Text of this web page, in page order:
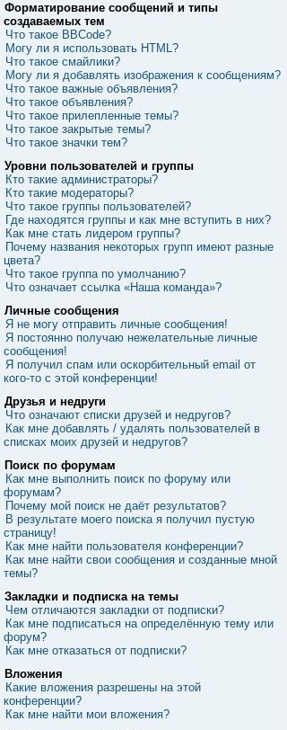
Форматирование сообщений и типы
создаваемых тем
Что такое BBCode?
Могу ли я использовать HTML?
Что такое смайлики?
Могу ли я добавлять изображения к сообщениям?
Что такое важные объявления?
Что такое объявления?
Что такое прилепленные темы?
Что такое закрытые темы?
Что такое значки тем?
Уровни пользователей и группы
Кто такие администраторы?
Кто такие модераторы?
Что такое группы пользователей?
Где находятся группы и как мне вступить в них?
Как мне стать лидером группы?
Почему названия некоторых групп имеют разные
цвета?
Что такое группа по умолчанию?
Что означает ссылка «Наша команда»?
Личные сообщения
Я не могу отправить личные сообщения!
Я постоянно получаю нежелательные личные
сообщения!
Я получил спам или оскорбительный email от
кого-то с этой конференции!
Друзья и недруги
Что означают списки друзей и недругов?
Как мне добавлять / удалять пользователей в
списках моих друзей и недругов?
Поиск по форумам
Как мне выполнить поиск по форуму или
форумам?
Почему мой поиск не даёт результатов?
В результате моего поиска я получил пустую
страницу!
Как мне найти пользователя конференции?
Как мне найти свои сообщения и созданные мной
темы?
Закладки и подписка на темы
Чем отличаются закладки от подписки?
Как мне подписаться на определённую тему или
форум?
Как мне отказаться от подписки?
Вложения
Какие вложения разрешены на этой
конференции?
Как мне найти мои вложения?